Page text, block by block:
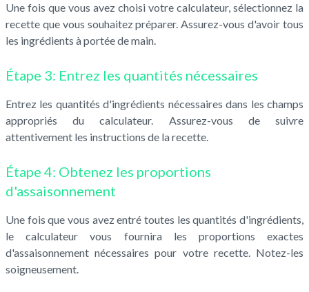
Une fois que vous avez choisi votre calculateur, sélectionnez la
recette que vous souhaitez préparer. Assurez-vous d'avoir tous
les ingrédients à portée de main.
Étape 3: Entrez les quantités nécessaires
Entrez les quantités d'ingrédients nécessaires dans les champs
appropriés du calculateur. Assurez-vous de suivre
attentivement les instructions de la recette.
Étape 4: Obtenez les proportions
d'assaisonnement
Une fois que vous avez entré toutes les quantités d'ingrédients,
le calculateur vous fournira les proportions exactes
d'assaisonnement nécessaires pour votre recette. Notez-les
soigneusement.